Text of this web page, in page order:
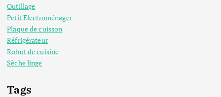
Outillage
Petit Electroménager
Plaque de cuisson
Réfrigérateur
Robot de cuisine
Sèche linge
Tags